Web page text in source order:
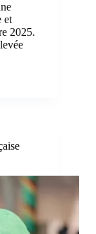
et
2025.